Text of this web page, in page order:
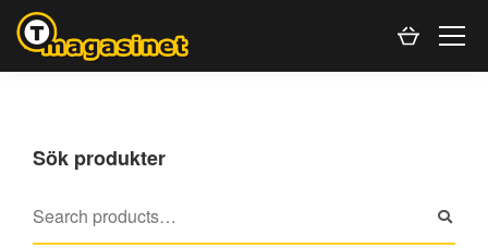
Sök produkter